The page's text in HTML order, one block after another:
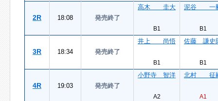
2R 18:08 発売終了
高木 圭大
B1
泥谷 一
B1
3R 18:34 発売終了
井上 尚悟
B1
佐藤 謙史
B1
4R 19:03 発売終了
小野寺 智洋
A2
北村 征
A1